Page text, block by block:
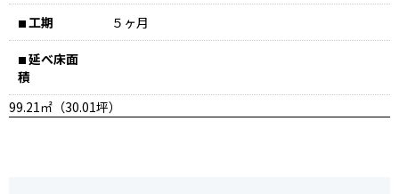
■ 工期 ５ヶ月
■ 延べ床面
積
99.21㎡（30.01坪）